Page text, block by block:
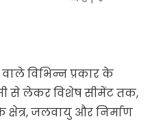
विभिन्न प्रकार के
से लेकर विशेष सीमेंट तक,
जलवायु और निर्माण